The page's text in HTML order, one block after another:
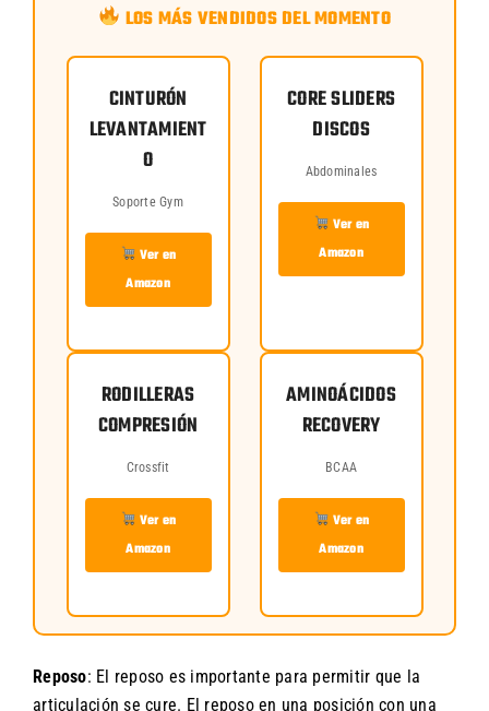
LOS MÁS VENDIDOS DEL MOMENTO
CINTURÓN
LEVANTAMIENT
O
Soporte Gym
Ver en
Amazon
CORE SLIDERS
DISCOS
Abdominales
Ver en
Amazon
RODILLERAS
COMPRESIÓN
Crossfit
Ver en
Amazon
AMINOÁCIDOS
RECOVERY
BCAA
Ver en
Amazon
Reposo: El reposo es importante para permitir que la
articulación se cure. El reposo en una posición con una